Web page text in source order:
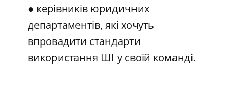
● керівників юридичних
департаментів, які хочуть
впровадити стандарти
використання ШІ у своїй команді.